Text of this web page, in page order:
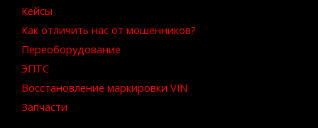
Кейсы
Как отличить нас от мошенников?
Переоборудование
ЭПТС
Восстановление маркировки VIN
Запчасти